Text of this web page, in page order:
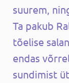
suurem,
Ta pakub
tõelise
endas
sundimist